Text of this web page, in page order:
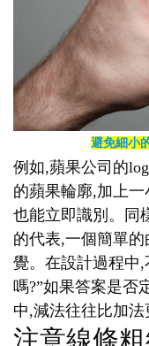
避免細小
例如,蘋果公司的
的蘋果輪廓,加上
也能立即識別。同
的代表,一個簡單
覺。在設計過程中
嗎?”如果答案是否
中,減法往往比加法
注意線條